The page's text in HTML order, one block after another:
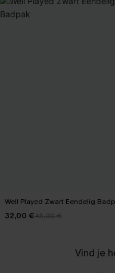
Well Played Zwart Eendelig
32,00 €45,00 €
Vind je